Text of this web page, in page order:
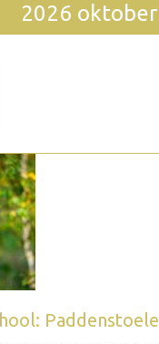
2026 oktober